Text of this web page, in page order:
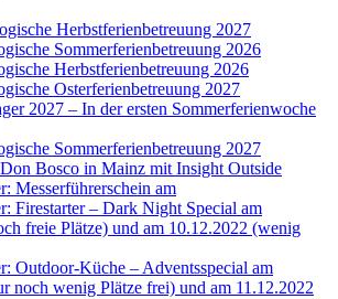
Herbstferienbetreuung 2027
Sommerferienbetreuung 2026
Herbstferienbetreuung 2026
Osterferienbetreuung 2027
2027 – In der ersten Sommerferienwoche
Sommerferienbetreuung 2027
Bosco in Mainz mit Insight Outside
Messerführerschein am
Firestarter – Dark Night Special am
freie Plätze) und am 10.12.2022 (wenig
Outdoor-Küche – Adventsspecial am
noch wenig Plätze frei) und am 11.12.2022